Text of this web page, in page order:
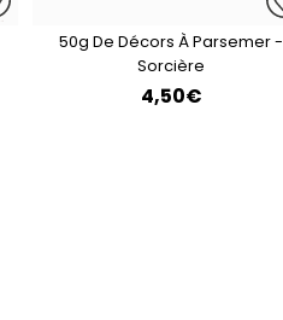
50g De Décors À Parsemer -
Sorcière
4,50€